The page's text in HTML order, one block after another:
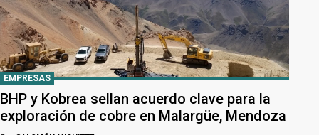
EMPRESAS
BHP y Kobrea sellan acuerdo clave para la
exploración de cobre en Malargüe, Mendoza